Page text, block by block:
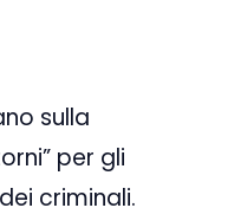
sulla
per gli
criminali.